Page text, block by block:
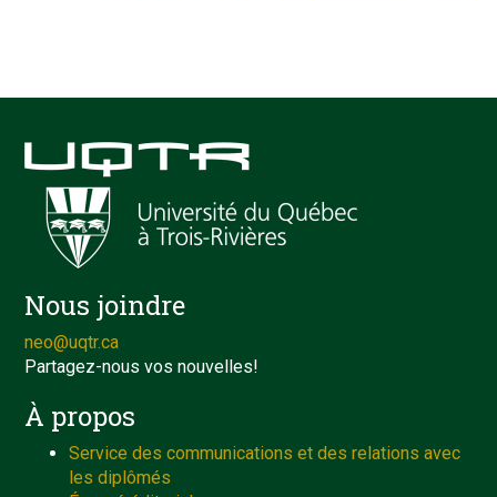
Nous joindre
neo@uqtr.ca
Partagez-nous vos nouvelles!
À propos
Service des communications et des relations avec
les diplômés